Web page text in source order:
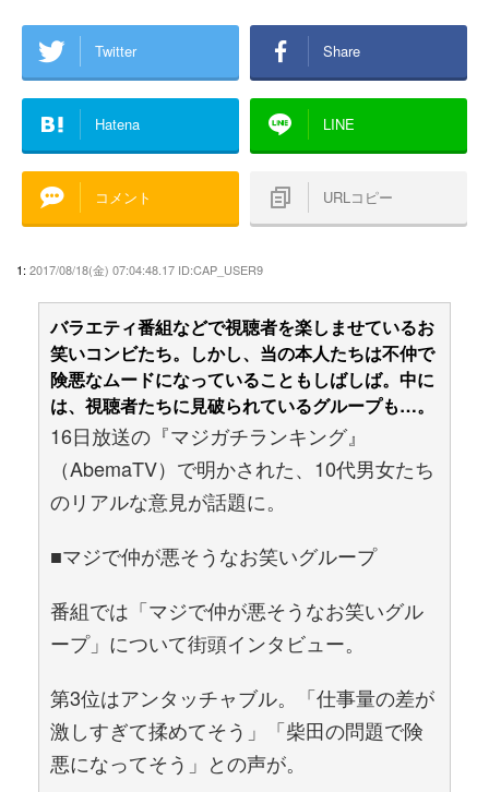
Twitter Share
Hatena LINE
コメント URLコピー
1: 2017/08/18(金) 07:04:48.17 ID:CAP_USER9
バラエティ番組などで視聴者を楽しませているお
笑いコンビたち。しかし、当の本人たちは不仲で
険悪なムードになっていることもしばしば。中に
は、視聴者たちに見破られているグループも…。
16日放送の『マジガチランキング』
（AbemaTV）で明かされた、10代男女たち
のリアルな意見が話題に。
■マジで仲が悪そうなお笑いグループ
番組では「マジで仲が悪そうなお笑いグル
ープ」について街頭インタビュー。
第3位はアンタッチャブル。「仕事量の差が
激しすぎて揉めてそう」「柴田の問題で険
悪になってそう」との声が。